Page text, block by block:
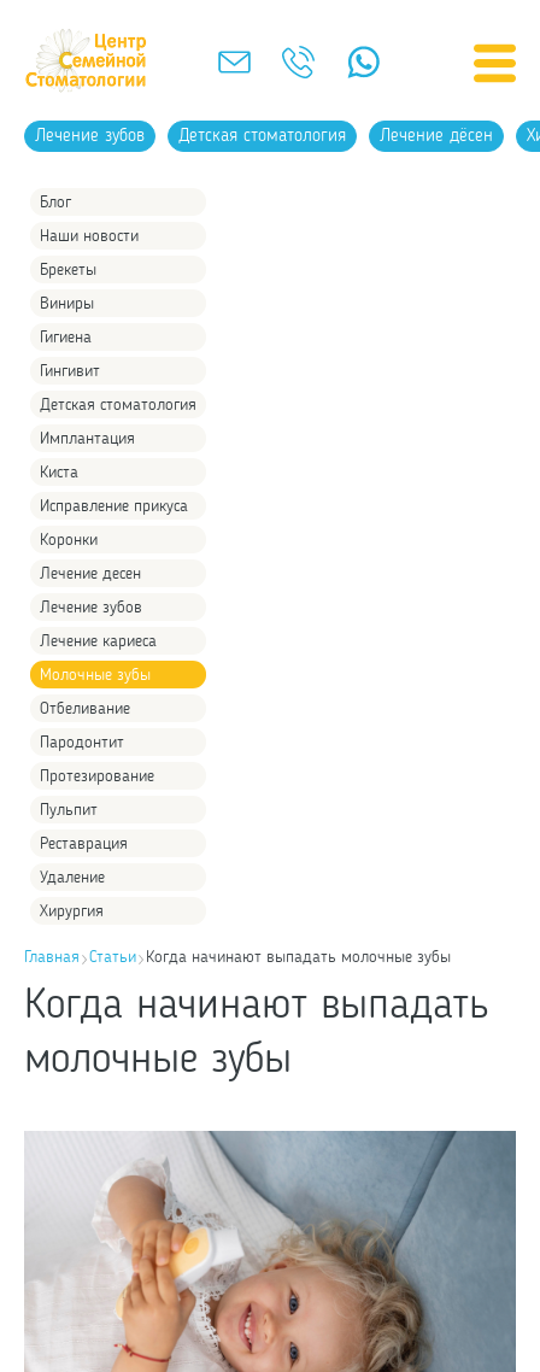
Лечение зубов Детская стоматология Лечение дёсен
Блог
Наши новости
Брекеты
Виниры
Гигиена
Гингивит
Детская стоматология
Имплантация
Киста
Исправление прикуса
Коронки
Лечение десен
Лечение зубов
Лечение кариеса
Молочные зубы
Отбеливание
Пародонтит
Протезирование
Пульпит
Реставрация
Удаление
Хирургия
Главная Статьи Когда начинают выпадать молочные зубы
Когда начинают выпадать
молочные зубы